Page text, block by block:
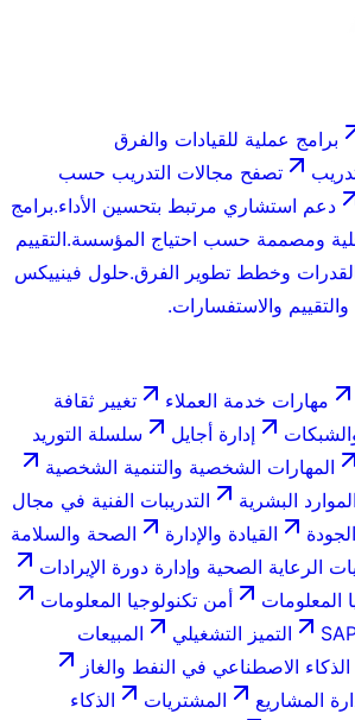
برامج عملية للقيادات والفرق
تصفح مجالات التدريب حسب
دعم استشاري مرتبط بتحسين الأداء.برامج
ومصممة حسب احتياج المؤسسة.التقييم
وخطط تطوير الفرق.حلول فينييكس
والاستفسارات.
مهارات خدمة العملاء
تغيير ثقافة
إدارة أجايل
سلسلة التوريد
المهارات الشخصية والتنمية الشخصية
الموارد البشرية
التدريبات الفنية في مجال
القيادة والإدارة
الصحة والسلامة
الرعاية الصحية وإدارة دورة الإيرادات
المعلومات
أمن تكنولوجيا المعلومات
التميز التشغيلي
المبيعات
الاصطناعي في النفط والغاز
المشاريع المشتريات
الذكاء